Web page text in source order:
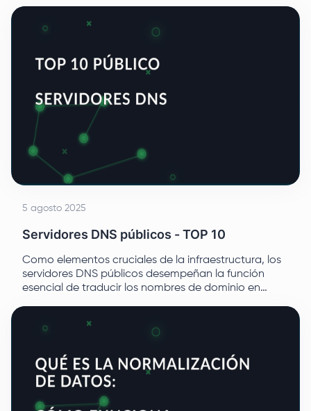
características.
5 agosto 2025
Servidores DNS públicos - TOP 10
Como elementos cruciales de la infraestructura, los
servidores DNS públicos desempeñan la función
esencial de traducir los nombres de dominio en
específicos.